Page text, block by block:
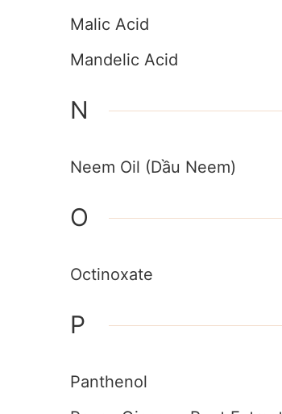
Malic Acid
Mandelic Acid
N
Neem Oil (Dầu Neem)
O
Octinoxate
P
Panthenol